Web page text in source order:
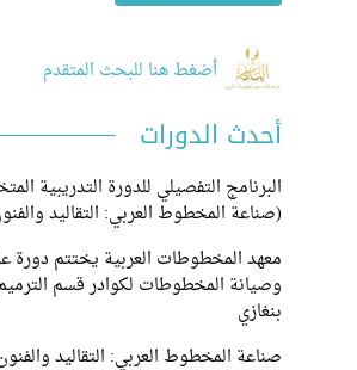
أضغط هنا للبحث المتقدم
أحدث الدورات
البرنامج التفصيلي للدورة التدريبية
(صناعة المخطوط العربي: التقاليد
معهد المخطوطات العربية يختتم دورة
وصيانة المخطوطات لكوادر قسم
بنغازي
صناعة المخطوط العربي: التقاليد